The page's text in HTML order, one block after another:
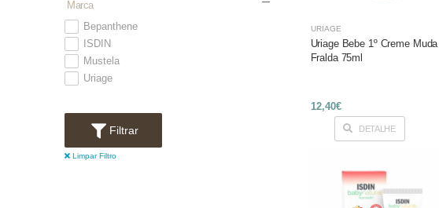
Marca
Bepanthene
ISDIN
Mustela
Uriage
Filtrar
Limpar Filtro
URIAGE
Uriage Bebe 1º Creme Muda
Fralda 75ml
12,40€
DETALHE